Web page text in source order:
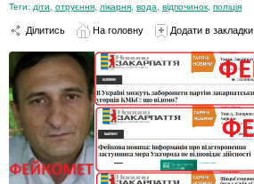
Теги: діти отруєння лікарня вода відпочинок поліція
Ділитись На головну Додати в закладки